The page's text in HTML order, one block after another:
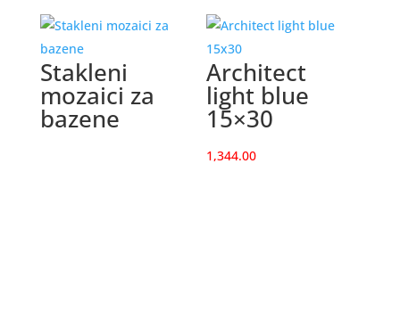
Stakleni
mozaici za
bazene
Architect
light blue
15×30
1,344.00